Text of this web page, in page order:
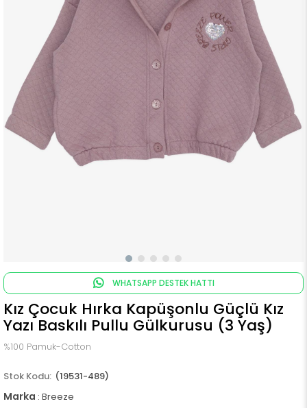
WHATSAPP DESTEK HATTI
Kız Çocuk Hırka Kapüşonlu Güçlü Kız
Yazı Baskılı Pullu Gülkurusu (3 Yaş)
%100 Pamuk-Cotton
(19531-489)
Marka : Breeze